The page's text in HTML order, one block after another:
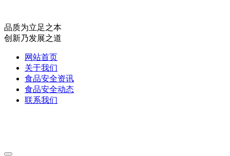
品质为立足之本
创新乃发展之道
网站首页
关于我们
食品安全资讯
食品安全动态
联系我们